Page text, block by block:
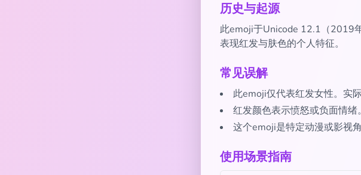
历史与起源
此emoji于Unicode 12.1（2019
表现红发与肤色的个人特征。
常见误解
此emoji仅代表红发女性。实
红发颜色表示愤怒或负面情绪
这个emoji是特定动漫或影视
使用场景指南